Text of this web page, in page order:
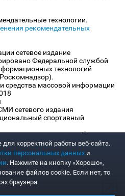
технологии.
рекомендательных
сетевое издание
Федеральной службой
технологий
средства массовой информации
сетевого издания
спортивный
издания «www.sportbox.ru»:
сетевого издания
8419
СМИ сетевого издания
корректной работы веб-сайта.
персональных данных и
. Нажмите на кнопку «Хорошо»,
файлов cookie. Если нет, то
браузера